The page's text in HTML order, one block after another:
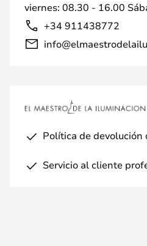
viernes: 08.30 - 16.00
+34 911438772
Política de devolución
Servicio al cliente